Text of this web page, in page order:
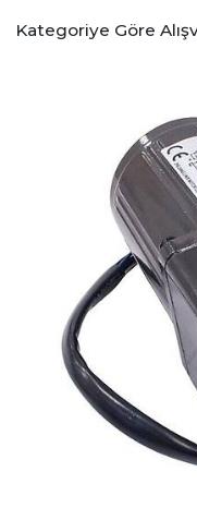
Kategoriye Göre